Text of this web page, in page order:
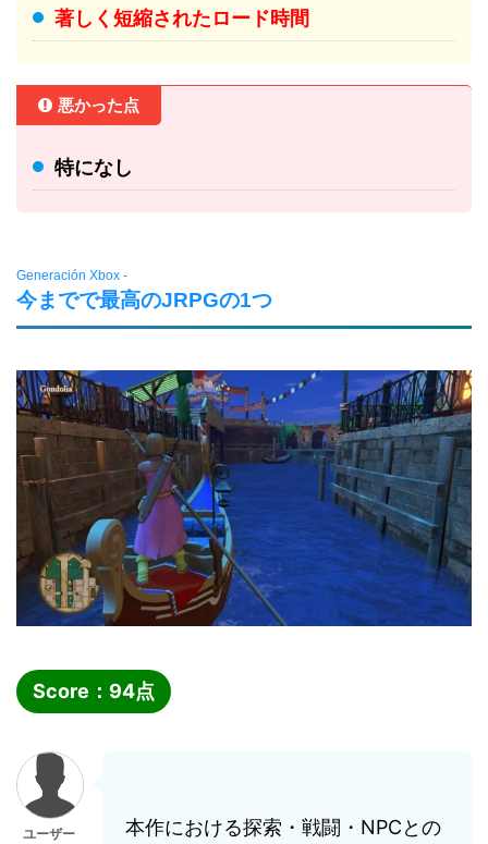
著しく短縮されたロード時間
悪かった点
特になし
Generación Xbox -
今までで最高のJRPGの1つ
Score： 94点
ユーザー 本作における探索・戦闘・NPCとの